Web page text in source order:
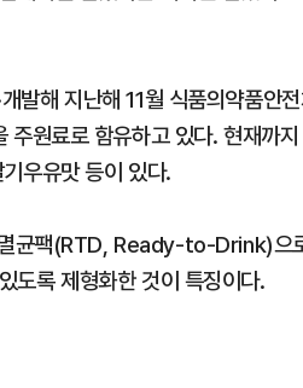
발해 지난해 11월 식품의약품
주원료로 함유하고 있다. 현재까
우유맛 등이 있다.
균팩(RTD, Ready-to-Drink)으
도록 제형화한 것이 특징이다.